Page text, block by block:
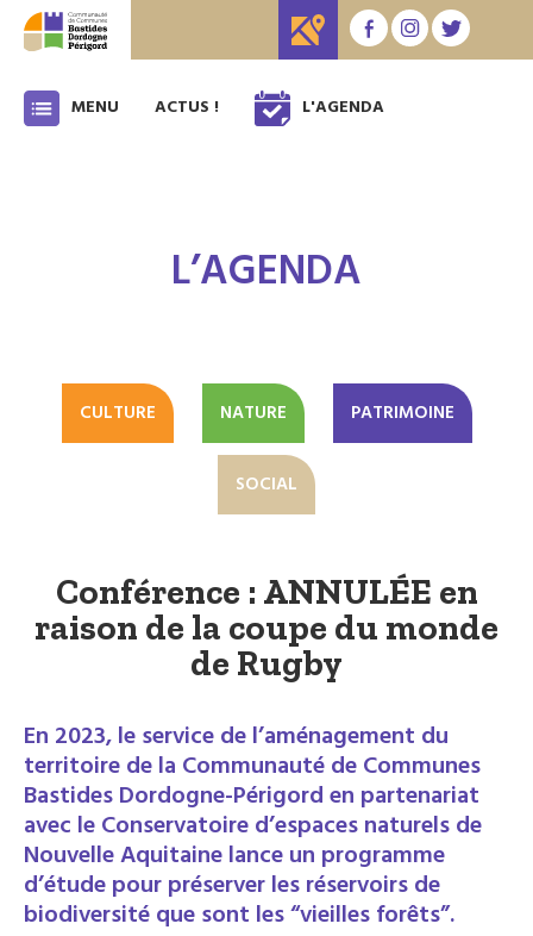
MENU ACTUS ! L'AGENDA
L’AGENDA
CULTURE NATURE PATRIMOINE
SOCIAL
Conférence : ANNULÉE en
raison de la coupe du monde
de Rugby
En 2023, le service de l’aménagement du
territoire de la Communauté de Communes
Bastides Dordogne-Périgord en partenariat
avec le Conservatoire d’espaces naturels de
Nouvelle Aquitaine lance un programme
d’étude pour préserver les réservoirs de
biodiversité que sont les “vieilles forêts”.